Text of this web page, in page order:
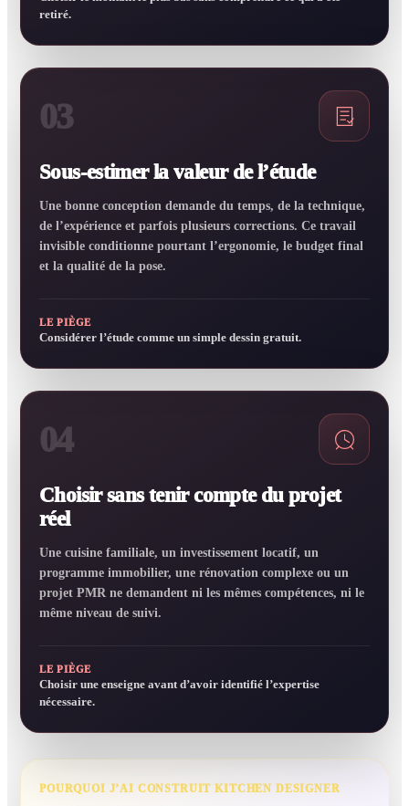
retiré.
03
Sous-estimer la valeur de l’étude
Une bonne conception demande du temps, de la technique,
de l’expérience et parfois plusieurs corrections. Ce travail
invisible conditionne pourtant l’ergonomie, le budget final
et la qualité de la pose.
LE PIÈGE
Considérer l’étude comme un simple dessin gratuit.
04
Choisir sans tenir compte du projet
réel
Une cuisine familiale, un investissement locatif, un
programme immobilier, une rénovation complexe ou un
projet PMR ne demandent ni les mêmes compétences, ni le
même niveau de suivi.
LE PIÈGE
Choisir une enseigne avant d’avoir identifié l’expertise
nécessaire.
POURQUOI J’AI CONSTRUIT KITCHEN DESIGNER